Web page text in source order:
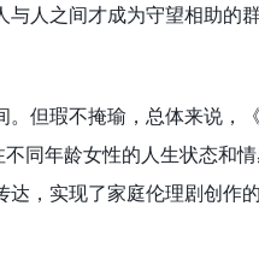
人之间才成为守望相助的
但瑕不掩瑜，总体来说，
同年龄女性的人生状态和
，实现了家庭伦理剧创作的